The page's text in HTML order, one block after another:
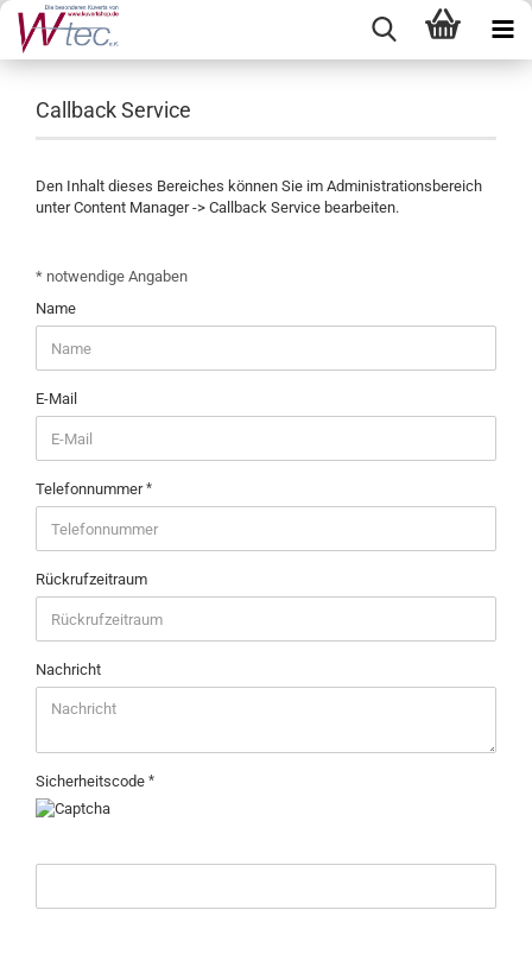
Callback Service
Den Inhalt dieses Bereiches können Sie im Administrationsbereich
unter Content Manager -> Callback Service bearbeiten.
SERVICE
* notwendige Angaben
Name
E-Mail
Telefonnummer
Rückrufzeitraum
Nachricht
Sicherheitscode